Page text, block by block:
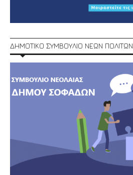
ΔΗΜΟΤΙΚΟ ΣΥΜΒΟΥΛΙΟ ΝΕΩΝ ΠΟΛΙΤΩΝ